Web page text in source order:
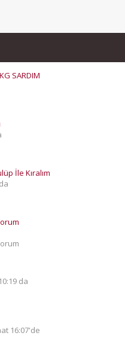
SARDIM
İle Kıralım
da
16:07'de